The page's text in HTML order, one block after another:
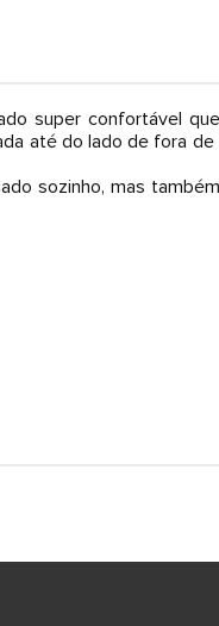
super confortável
até do lado de fora
sozinho, mas